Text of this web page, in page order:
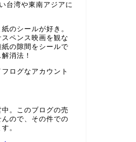
台湾や東南アジアに
のシールが好き。
ペンス映画を観な
の隙間をシールで
消法！
ログなアカウント
。このブログの売
ので、その件での
。